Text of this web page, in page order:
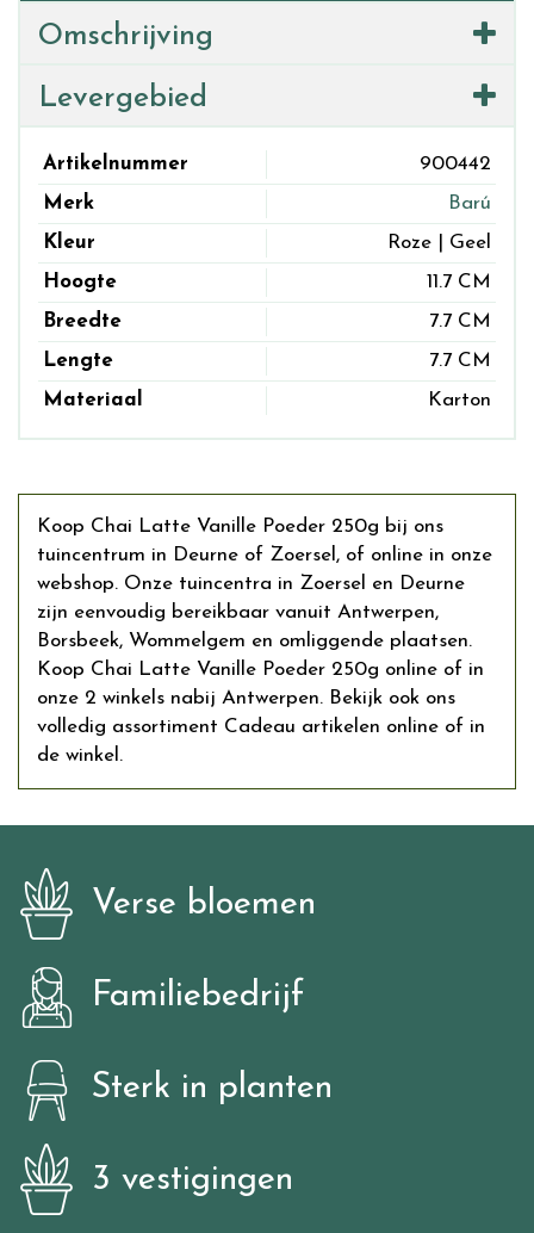
Omschrijving
Levergebied
Artikelnummer
900442
Merk
Barú
Kleur
Roze | Geel
Hoogte
11.7 CM
Breedte
7.7 CM
Lengte
7.7 CM
Materiaal
Karton
Koop Chai Latte Vanille Poeder 250g bij ons
tuincentrum in Deurne of Zoersel, of online in onze
webshop. Onze tuincentra in Zoersel en Deurne
zijn eenvoudig bereikbaar vanuit Antwerpen,
Borsbeek, Wommelgem en omliggende plaatsen.
Koop Chai Latte Vanille Poeder 250g online of in
onze 2 winkels nabij Antwerpen. Bekijk ook ons
volledig assortiment Cadeau artikelen online of in
de winkel.
Verse bloemen
Familiebedrijf
Sterk in planten
3 vestigingen